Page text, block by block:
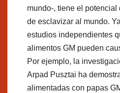
mundo-, tiene el potencial
de esclavizar al mundo.
estudios independientes
alimentos GM pueden
Por ejemplo, la
Arpad Pusztai ha
alimentadas con papas